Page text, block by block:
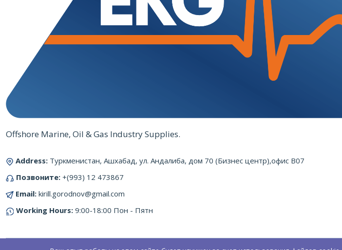
Offshore Marine, Oil & Gas Industry Supplies.
Address: Туркменистан, Ашхабад, ул. Андалиба, дом 70 (Бизнес центр),офис B07
Позвоните: +(993) 12 473867
Email: kirill.gorodnov@gmail.com
Working Hours: 9:00-18:00 Пон - Пятн